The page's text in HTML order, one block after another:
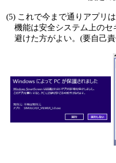
(5) これで今まで通りアプリ
機能は安全システム上の
避けた方がよい。(要自己